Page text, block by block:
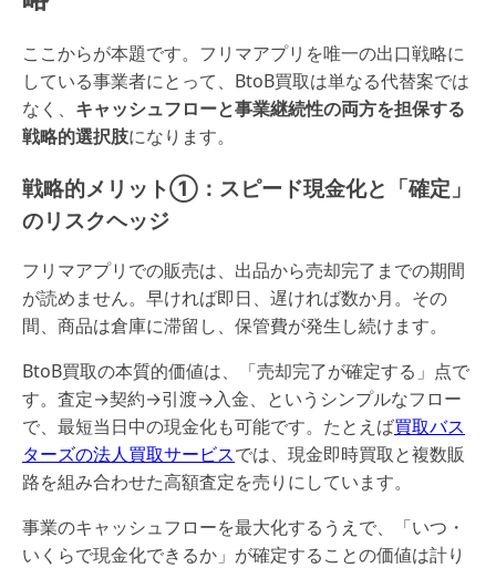
ここからが本題です。フリマアプリを唯一の出口戦略に
している事業者にとって、BtoB買取は単なる代替案では
なく、 キャッシュフローと事業継続性の両方を担保する
戦略的選択肢になります。
戦略的メリット①：スピード現金化と「確定」
のリスクヘッジ
フリマアプリでの販売は、出品から売却完了までの期間
が読めません。早ければ即日、遅ければ数か月。その
間、商品は倉庫に滞留し、保管費が発生し続けます。
BtoB買取の本質的価値は、「売却完了が確定する」点で
す。査定→契約→引渡→入金、というシンプルなフロー
で、最短当日中の現金化も可能です。たとえば買取バス
ターズの法人買取サービスでは、現金即時買取と複数販
路を組み合わせた高額査定を売りにしています。
事業のキャッシュフローを最大化するうえで、「いつ・
いくらで現金化できるか」が確定することの価値は計り